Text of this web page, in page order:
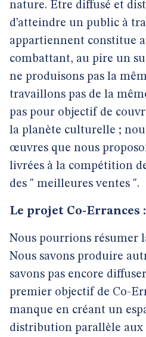
nature. Etre diffusé et
d’atteindre un public à
appartiennent constitue
combattant, au pire un
ne produisons pas la
travaillons pas de la
pas pour objectif de
la planète culturelle ;
œuvres que nous
livrées à la compétition
des " meilleures ventes ".
Le projet Co-Errances
Nous pourrions résumer
Nous savons produire
savons pas encore
premier objectif de Co-
manque en créant un
distribution parallèle aux